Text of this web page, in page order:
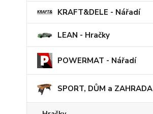
KRAFT&DELE - Nářadí
LEAN - Hračky
POWERMAT - Nářadí
SPORT, DŮM a ZAHRADA